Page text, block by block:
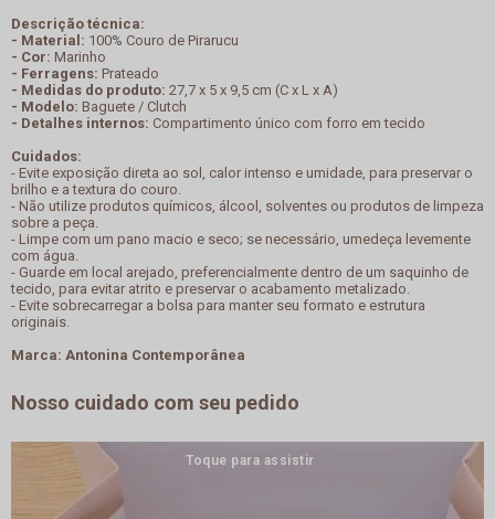
Descrição técnica:
- Material: 100% Couro de Pirarucu
- Cor: Marinho
- Ferragens: Prateado
- Medidas do produto: 27,7 x 5 x 9,5 cm (C x L x A)
- Modelo: Baguete / Clutch
- Detalhes internos: Compartimento único com forro em tecido
Cuidados:
- Evite exposição direta ao sol, calor intenso e umidade, para preservar o
brilho e a textura do couro.
- Não utilize produtos químicos, álcool, solventes ou produtos de limpeza
sobre a peça.
- Limpe com um pano macio e seco; se necessário, umedeça levemente
com água.
- Guarde em local arejado, preferencialmente dentro de um saquinho de
tecido, para evitar atrito e preservar o acabamento metalizado.
- Evite sobrecarregar a bolsa para manter seu formato e estrutura
originais.
Marca: Antonina Contemporânea
Nosso cuidado com seu pedido